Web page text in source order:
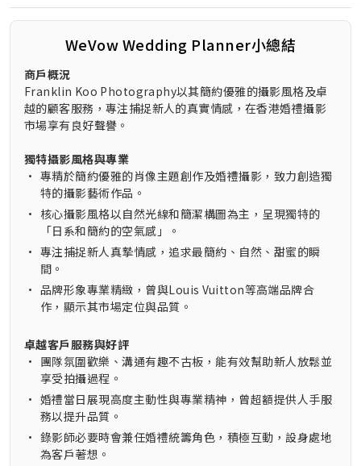
WeVow Wedding Planner小總結
商戶概況
Franklin Koo Photography以其簡約優雅的攝影風格及卓
越的顧客服務，專注捕捉新人的真實情感，在香港婚禮攝影
市場享有良好聲譽。
獨特攝影風格與專業
• 專精於簡約優雅的肖像主題創作及婚禮攝影，致力創造獨
特的攝影藝術作品。
• 核心攝影風格以自然光線和簡潔構圖為主，呈現獨特的
「日系和簡約的空氣感」。
• 專注捕捉新人真摯情感，追求最簡約、自然、甜蜜的瞬
間。
• 品牌形象專業精緻，曾與Louis Vuitton等高端品牌合
作，顯示其市場定位與品質。
卓越客戶服務與好評
• 團隊氛圍歡樂、溝通有趣不古板，能有效幫助新人放鬆並
享受拍攝過程。
• 婚禮當日展現高度主動性與專業精神，曾超額提供人手服
務以提升品質。
• 錄影師必要時會兼任婚禮統籌角色，積極互動，設身處地
為客戶著想。